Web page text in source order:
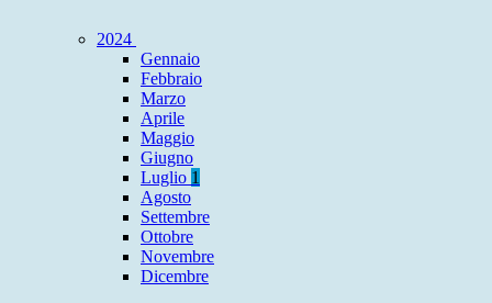
2024
Gennaio
Febbraio
Marzo
Aprile
Maggio
Giugno
Luglio 1
Agosto
Settembre
Ottobre
Novembre
Dicembre